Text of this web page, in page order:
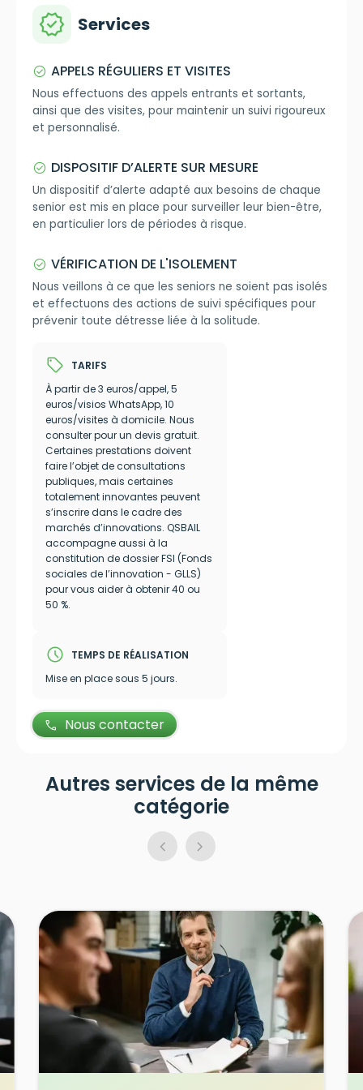
verified Services
check_circle APPELS RÉGULIERS ET VISITES
Nous effectuons des appels entrants et sortants,
ainsi que des visites, pour maintenir un suivi rigoureux
et personnalisé.
check_circle DISPOSITIF D’ALERTE SUR MESURE
Un dispositif d’alerte adapté aux besoins de chaque
senior est mis en place pour surveiller leur bien-être,
en particulier lors de périodes à risque.
check_circle VÉRIFICATION DE L'ISOLEMENT
Nous veillons à ce que les seniors ne soient pas isolés
et effectuons des actions de suivi spécifiques pour
prévenir toute détresse liée à la solitude.
sell
TARIFS
À partir de 3 euros/appel, 5
euros/visios WhatsApp, 10
euros/visites à domicile. Nous
consulter pour un devis gratuit.
Certaines prestations doivent
faire l’objet de consultations
publiques, mais certaines
totalement innovantes peuvent
s’inscrire dans le cadre des
marchés d’innovations. QSBAIL
accompagne aussi à la
constitution de dossier FSI (Fonds
sociales de l’innovation - GLLS)
pour vous aider à obtenir 40 ou
50 %.
schedule
TEMPS DE RÉALISATION
Mise en place sous 5 jours.
call Nous contacter
Autres services de la même
catégorie
chevron_left chevron_right